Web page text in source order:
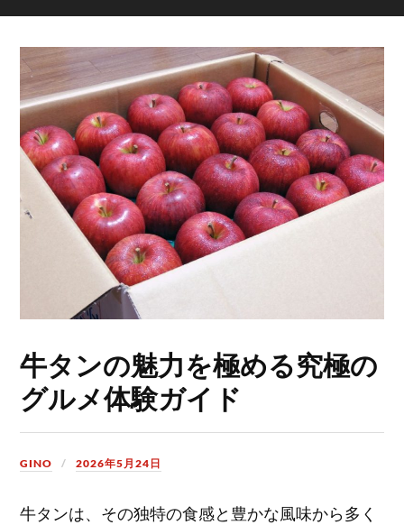
牛タンの魅力を極める究極の
グルメ体験ガイド
GINO 2026年5月24日
牛タンは、その独特の食感と豊かな風味から多く